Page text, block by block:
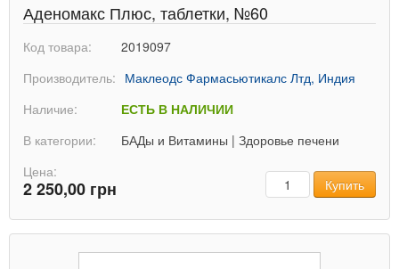
Аденомакс Плюс, таблетки, №60
Код товара:
2019097
Производитель: Маклеодс Фармасьютикалс Лтд, Индия
Наличие:
ЕСТЬ В НАЛИЧИИ
В категории:
БАДы и Витамины | Здоровье печени
Цена:
2 250,00 грн КоличествоКупить